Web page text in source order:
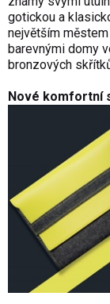
gotickou a
největším
barevnými domy
bronzových
Nové komfortní